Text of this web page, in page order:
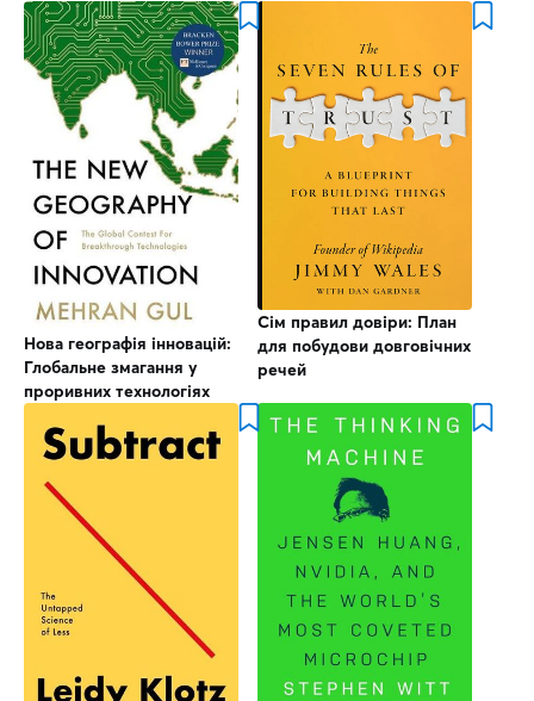
Нова географія інновацій:
Глобальне змагання у
проривних технологіях
Сім правил довіри: План
для побудови довговічних
речей